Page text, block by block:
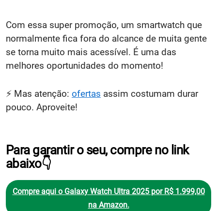
Com essa super promoção, um smartwatch que
normalmente fica fora do alcance de muita gente
se torna muito mais acessível. É uma das
melhores oportunidades do momento!
⚡ Mas atenção: ofertas assim costumam durar
pouco. Aproveite!
Para garantir o seu, compre no link
abaixo👇
Compre aqui o Galaxy Watch Ultra 2025 por R$ 1.999,00
na Amazon.